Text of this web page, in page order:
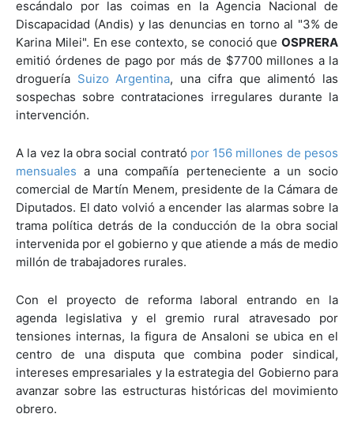
escándalo por las coimas en la Agencia Nacional de
Discapacidad (Andis) y las denuncias en torno al "3% de
Karina Milei". En ese contexto, se conoció que OSPRERA
emitió órdenes de pago por más de $7700 millones a la
droguería Suizo Argentina, una cifra que alimentó las
sospechas sobre contrataciones irregulares durante la
intervención.
A la vez la obra social contrató por 156 millones de pesos
mensualesa una compañía perteneciente a un socio
comercial de Martín Menem, presidente de la Cámara de
Diputados. El dato volvió a encender las alarmas sobre la
trama política detrás de la conducción de la obra social
intervenida por el gobierno y que atiende a más de medio
millón de trabajadores rurales.
Con el proyecto de reforma laboral entrando en la
agenda legislativa y el gremio rural atravesado por
tensiones internas, la figura de Ansaloni se ubica en el
centro de una disputa que combina poder sindical,
intereses empresariales y la estrategia del Gobierno para
avanzar sobre las estructuras históricas del movimiento
obrero.